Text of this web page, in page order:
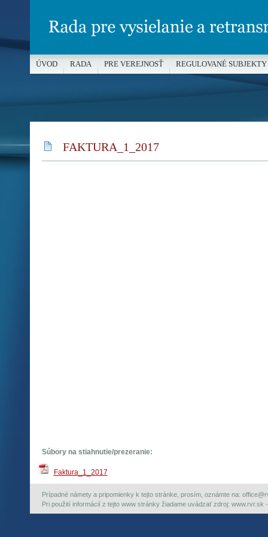
FAKTURA_1_2017
Súbory na stiahnutie/prezeranie:
Faktura_1_2017
Prípadné námety a pripomienky k tejto stránke, prosím, oznámte na:
Pri použití informácií z tejto www stránky žiadame uvádzať zdroj: www.rvr.sk
ÚVOD RADA PRE VEREJNOSŤ REGULOVANÉ SUBJEKTY